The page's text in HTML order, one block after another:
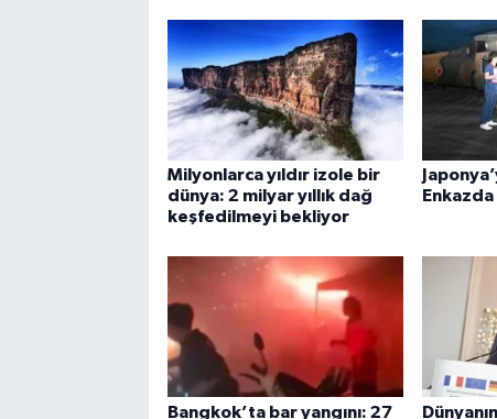
Milyonlarca yıldır izole bir
dünya: 2 milyar yıllık dağ
keşfedilmeyi bekliyor
Enkazda
Bangkok’ta bar yangını: 27